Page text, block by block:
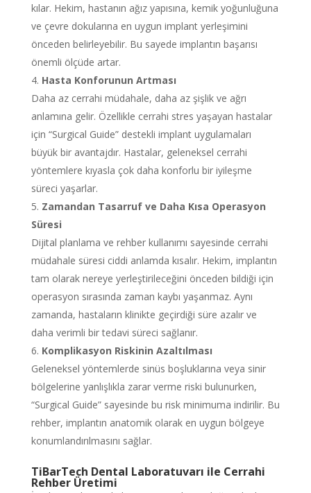
kılar. Hekim, hastanın ağız yapısına, kemik yoğunluğuna
ve çevre dokularına en uygun implant yerleşimini
önceden belirleyebilir. Bu sayede implantın başarısı
önemli ölçüde artar.
Hasta Konforunun Artması
Daha az cerrahi müdahale, daha az şişlik ve ağrı
anlamına gelir. Özellikle cerrahi stres yaşayan hastalar
için “Surgical Guide” destekli implant uygulamaları
büyük bir avantajdır. Hastalar, geleneksel cerrahi
yöntemlere kıyasla çok daha konforlu bir iyileşme
süreci yaşarlar.
Zamandan Tasarruf ve Daha Kısa Operasyon
Süresi
Dijital planlama ve rehber kullanımı sayesinde cerrahi
müdahale süresi ciddi anlamda kısalır. Hekim, implantın
tam olarak nereye yerleştirileceğini önceden bildiği için
operasyon sırasında zaman kaybı yaşanmaz. Aynı
zamanda, hastaların klinikte geçirdiği süre azalır ve
daha verimli bir tedavi süreci sağlanır.
Komplikasyon Riskinin Azaltılması
Geleneksel yöntemlerde sinüs boşluklarına veya sinir
bölgelerine yanlışlıkla zarar verme riski bulunurken,
“Surgical Guide” sayesinde bu risk minimuma indirilir. Bu
rehber, implantın anatomik olarak en uygun bölgeye
konumlandırılmasını sağlar.
TiBarTech Dental Laboratuvarı ile Cerrahi
Rehber Üretimi